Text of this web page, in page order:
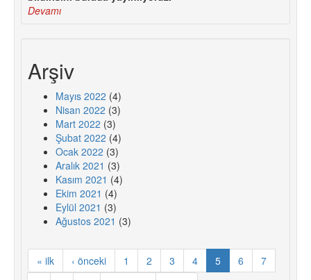
Devamı
Arşiv
Mayıs 2022 (4)
Nisan 2022 (3)
Mart 2022 (3)
Şubat 2022 (4)
Ocak 2022 (3)
Aralık 2021 (3)
Kasım 2021 (4)
Ekim 2021 (4)
Eylül 2021 (3)
Ağustos 2021 (3)
« ilk ‹ önceki 1 2 3 4 5 6
7